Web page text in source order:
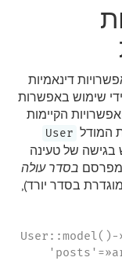
באפשרויות דינאמיות
שימוש באפשרות
הקיימות
המודל User
בגישה של טעינה
בסדר עולה
בסדר יורד),